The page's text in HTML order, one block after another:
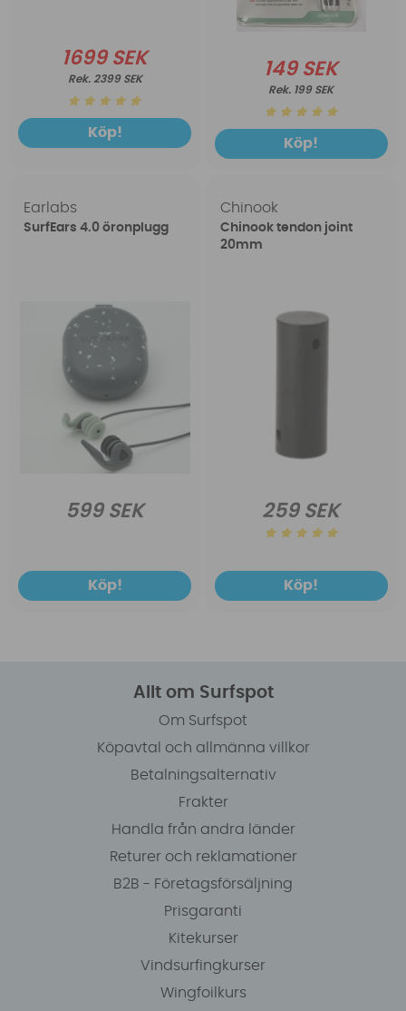
1699 SEK
2399 SEK
Köp!
149 SEK
199 SEK
Köp!
Earlabs
SurfEars 4.0 öronplugg
599 SEK
Köp!
Chinook
Chinook tendon joint
20mm
259 SEK
Köp!
Allt om Surfspot
Om Surfspot
Köpavtal och allmänna villkor
Betalningsalternativ
Frakter
Handla från andra länder
Returer och reklamationer
B2B - Företagsförsäljning
Prisgaranti
Kitekurser
Vindsurfingkurser
Wingfoilkurs